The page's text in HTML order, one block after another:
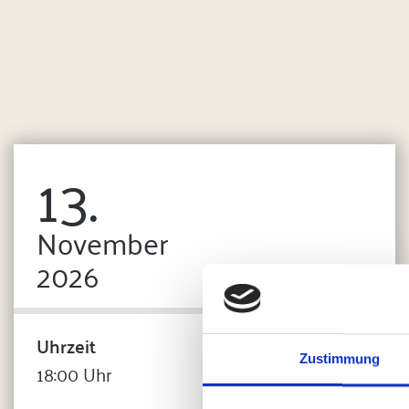
Zustimmung
13.
November
2026
Uhrzeit
18:00 Uhr